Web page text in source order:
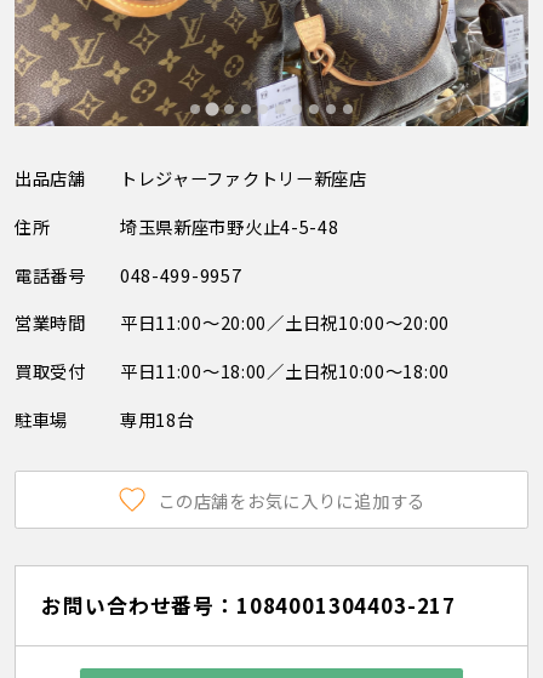
出品店舗
トレジャーファクトリー新座店
住所
埼玉県新座市野火止4-5-48
電話番号
048-499-9957
営業時間
平日11:00～20:00／土日祝10:00～20:00
買取受付
平日11:00～18:00／土日祝10:00～18:00
駐車場
専用18台
この店舗をお気に入りに追加する
お問い合わせ番号：1084001304403-217